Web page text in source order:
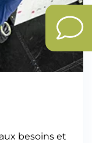
besoins et